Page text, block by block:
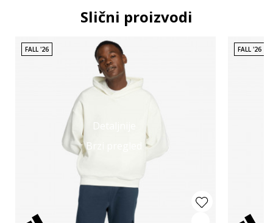
Slični proizvodi
Brzi pregled
FALL '26 FALL '26